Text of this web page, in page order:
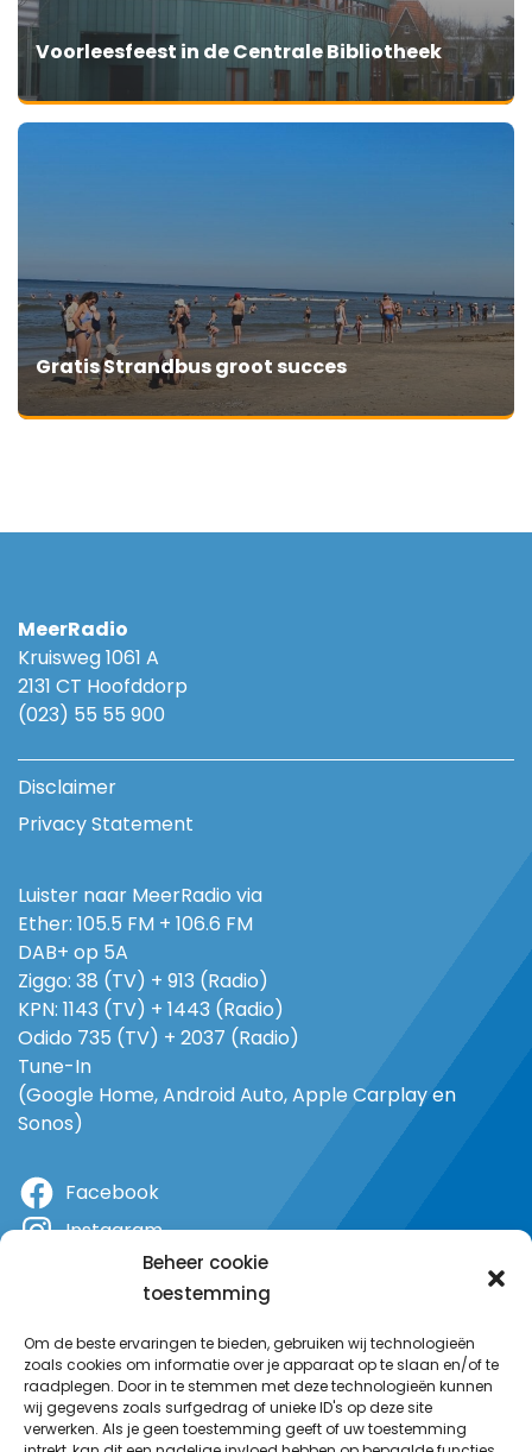
Beheer cookie
toestemming
Om de beste ervaringen te bieden, gebruiken wij technologieën
zoals cookies om informatie over je apparaat op te slaan en/of te
raadplegen. Door in te stemmen met deze technologieën kunnen
wij gegevens zoals surfgedrag of unieke ID's op deze site
verwerken. Als je geen toestemming geeft of uw toestemming
Voorleesfeest in de Centrale Bibliotheek
Gratis Strandbus groot succes
MeerRadio
Kruisweg 1061 A
2131 CT Hoofddorp
(023) 55 55 900
Disclaimer
Privacy Statement
Luister naar MeerRadio via
Ether: 105.5 FM + 106.6 FM
DAB+ op 5A
Ziggo: 38 (TV) + 913 (Radio)
KPN: 1143 (TV) + 1443 (Radio)
Odido 735 (TV) + 2037 (Radio)
Tune-In
(Google Home, Android Auto, Apple Carplay en
Sonos)
Facebook
Instagram
YouTube